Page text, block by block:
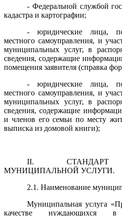
- Федеральной службой
кадастра и картографии;
- юридические лица,
местного самоуправления, и
муниципальных услуг, в
сведения, содержащие
помещения заявителя (справка
- юридические лица,
местного самоуправления, и
муниципальных услуг, в
сведения, содержащие
и членов его семьи по месту
выписка из домовой книги);
II. СТАНДАРТ
МУНИЦИПАЛЬНОЙ УСЛУГИ.
2.1. Наименование
Муниципальная услуга
качестве нуждающихся